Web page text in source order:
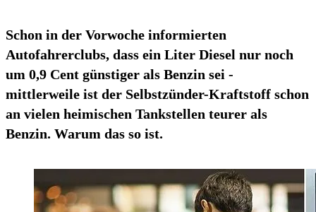
Schon in der Vorwoche informierten
Autofahrerclubs, dass ein Liter Diesel nur noch
um 0,9 Cent günstiger als Benzin sei -
mittlerweile ist der Selbstzünder-Kraftstoff schon
an vielen heimischen Tankstellen teurer als
Benzin. Warum das so ist.